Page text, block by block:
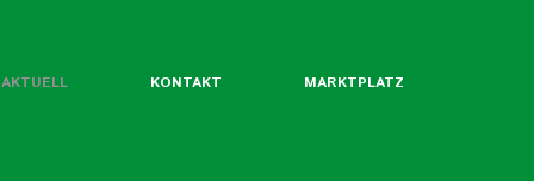
AKTUELL KONTAKT MARKTPLATZ